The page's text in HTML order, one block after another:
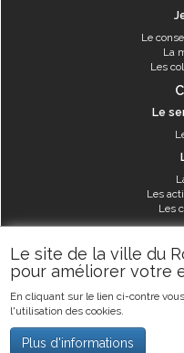
Le site de la ville du
pour améliorer votre
En cliquant sur le lien ci-contre
l'utilisation des cookies.
Plus d'informations
Le
La
Les
Le
Les
Les
Les
Les